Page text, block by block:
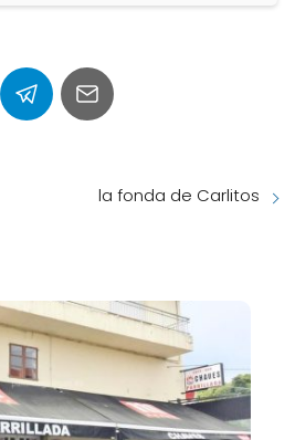
la fonda de Carlitos